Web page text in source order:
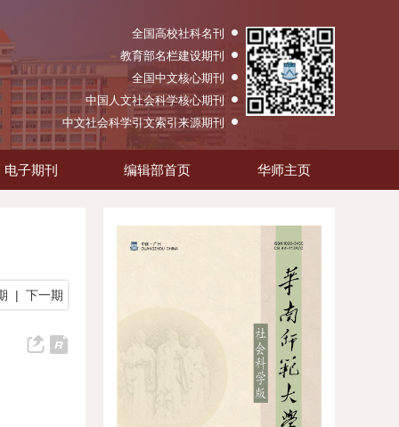
全国高校社科名刊
教育部名栏建设期刊
全国中文核心期刊
中国人文社会科学核心期刊
中文社会科学引文索引来源期刊
电子期刊 编辑部首页 华师主页
| 下一期